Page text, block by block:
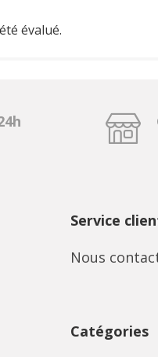
évalué.
Service
Nous
Catégories